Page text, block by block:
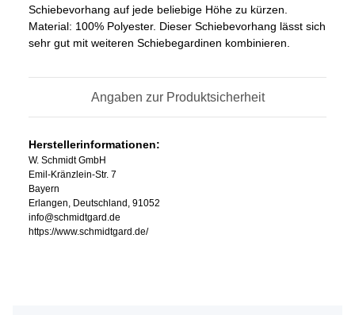
Schiebevorhang auf jede beliebige Höhe zu kürzen.
Material: 100% Polyester. Dieser Schiebevorhang lässt sich
sehr gut mit weiteren Schiebegardinen kombinieren.
Angaben zur Produktsicherheit
Herstellerinformationen:
W. Schmidt GmbH
Emil-Kränzlein-Str. 7
Bayern
Erlangen, Deutschland, 91052
info@schmidtgard.de
https://www.schmidtgard.de/